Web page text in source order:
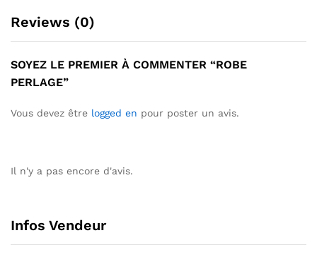
Reviews (0)
SOYEZ LE PREMIER À COMMENTER “ROBE
PERLAGE”
Vous devez être logged en pour poster un avis.
Il n'y a pas encore d'avis.
Infos Vendeur